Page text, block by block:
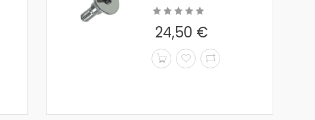
24,50 €